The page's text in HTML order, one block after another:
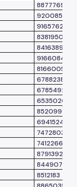
8877769
9200851
9165762
8381950
8416389
9166084
8166005
6788238
6785492
6535020
8520992
6941524
7472803
7412266
8791392
8449074
8512183